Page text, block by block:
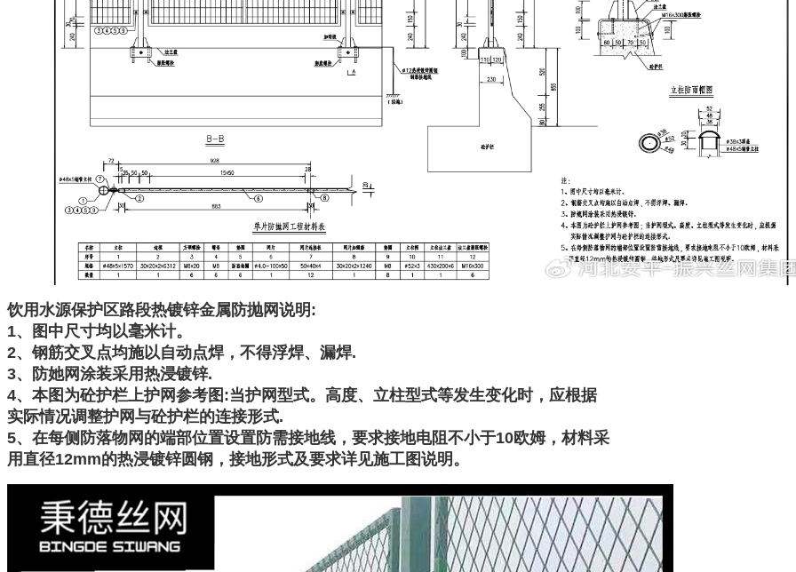
饮用水源保护区路段热镀锌金属防抛网说明:
1、图中尺寸均以毫米计。
2、钢筋交叉点均施以自动点焊，不得浮焊、漏焊.
3、防她网涂装采用热浸镀锌.
4、本图为砼护栏上护网参考图:当护网型式。高度、立柱型式等发生变化时，应根据
实际情况调整护网与砼护栏的连接形式.
5、在每侧防落物网的端部位置设置防需接地线，要求接地电阻不小于10欧姆，材料采
用直径12mm的热浸镀锌圆钢，接地形式及要求详见施工图说明。